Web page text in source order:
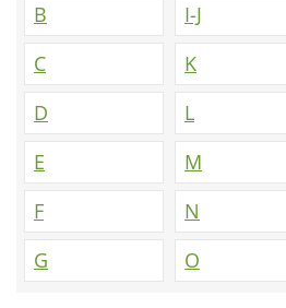
B
C
D
E
F
G
I-J
K
L
M
N
O